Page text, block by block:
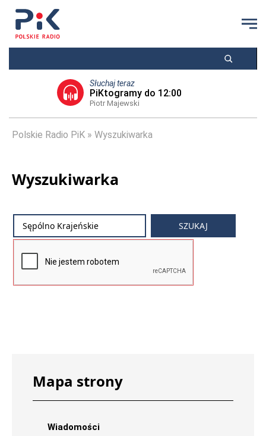
Słuchaj teraz
PiKtogramy do 12:00
Piotr Majewski
Polskie Radio PiK Wyszukiwarka
Wyszukiwarka
Mapa strony
Wiadomości